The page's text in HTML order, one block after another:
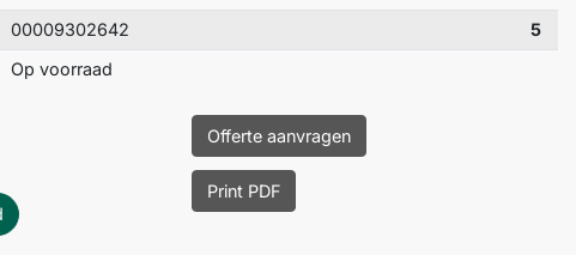
00009302642
5
Op voorraad
Offerte aanvragen
Print PDF